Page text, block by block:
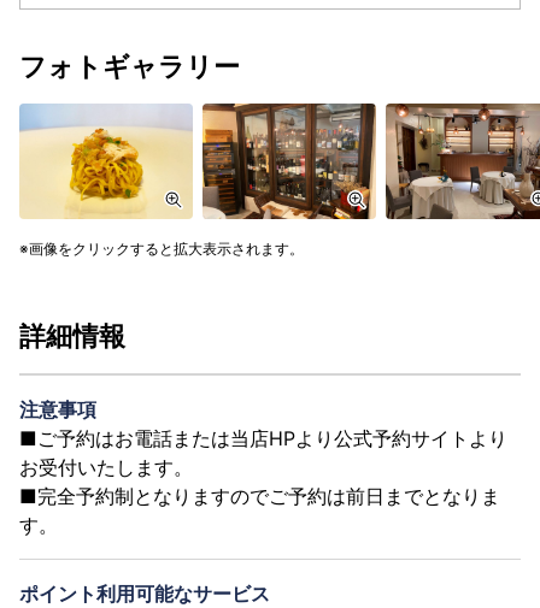
フォトギャラリー
画像をクリックすると拡大表示されます。
詳細情報
注意事項
■ご予約はお電話または当店HPより公式予約サイトより
お受付いたします。
■完全予約制となりますのでご予約は前日までとなりま
す。
ポイント利用可能なサービス